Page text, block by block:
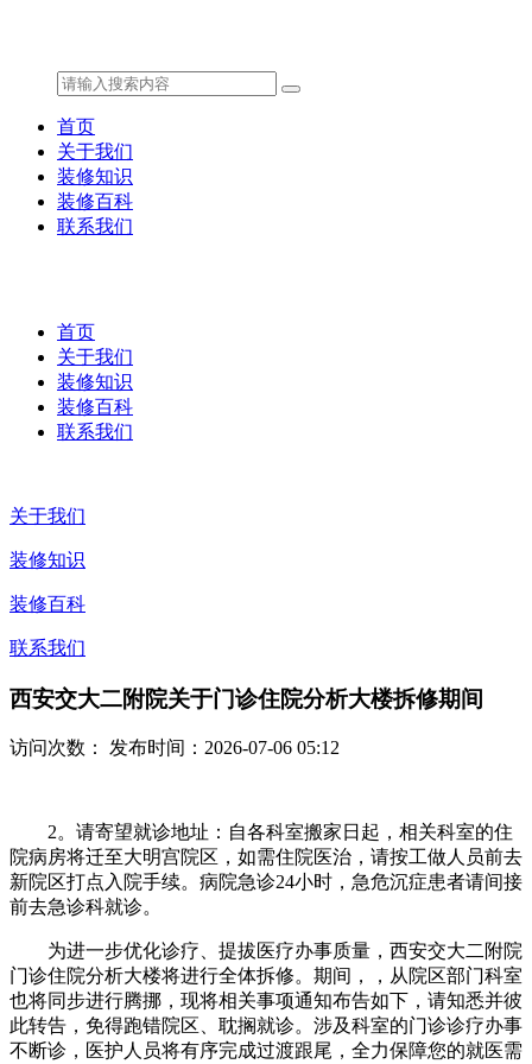
首页
关于我们
装修知识
装修百科
联系我们
首页
关于我们
装修知识
装修百科
联系我们
关于我们
装修知识
装修百科
联系我们
西安交大二附院关于门诊住院分析大楼拆修期间
访问次数： 发布时间：2026-07-06 05:12
2。请寄望就诊地址：自各科室搬家日起，相关科室的住
院病房将迁至大明宫院区，如需住院医治，请按工做人员前去
新院区打点入院手续。病院急诊24小时，急危沉症患者请间接
前去急诊科就诊。
为进一步优化诊疗、提拔医疗办事质量，西安交大二附院
门诊住院分析大楼将进行全体拆修。期间，，从院区部门科室
也将同步进行腾挪，现将相关事项通知布告如下，请知悉并彼
此转告，免得跑错院区、耽搁就诊。涉及科室的门诊诊疗办事
不断诊，医护人员将有序完成过渡跟尾，全力保障您的就医需